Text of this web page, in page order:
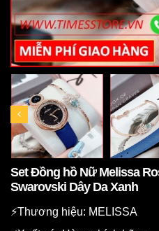
Set Đồng hồ Nữ Melissa
Swarovski Dây Da Xanh
⚡️Thương hiệu: MELISSA